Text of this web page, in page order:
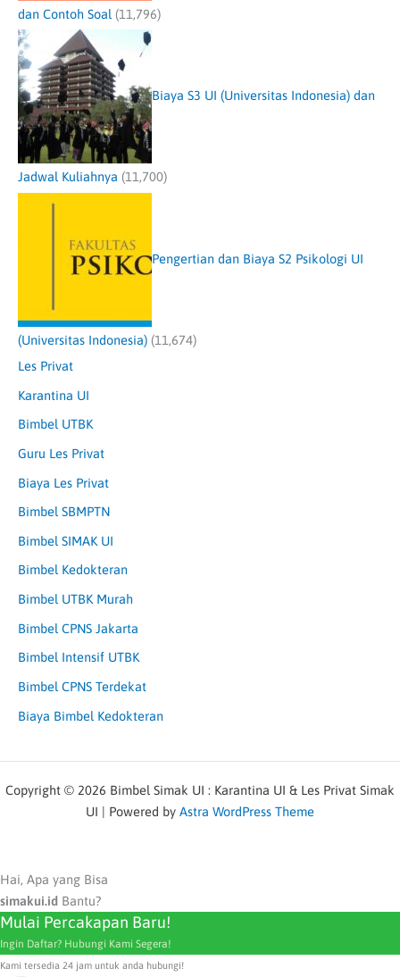
dan Contoh Soal (11,796)
Biaya S3 UI (Universitas Indonesia) dan
Jadwal Kuliahnya (11,700)
Pengertian dan Biaya S2 Psikologi UI
(Universitas Indonesia) (11,674)
Les Privat
Karantina UI
Bimbel UTBK
Guru Les Privat
Biaya Les Privat
Bimbel SBMPTN
Bimbel SIMAK UI
Bimbel Kedokteran
Bimbel UTBK Murah
Bimbel CPNS Jakarta
Bimbel Intensif UTBK
Bimbel CPNS Terdekat
Biaya Bimbel Kedokteran
Copyright © 2026 Bimbel Simak UI : Karantina UI & Les Privat Simak
UI | Powered by Astra WordPress Theme
Hai, Apa yang Bisa
simakui.id Bantu?
Mulai Percakapan Baru!
Ingin Daftar? Hubungi Kami Segera!
Kami tersedia 24 jam untuk anda hubungi!